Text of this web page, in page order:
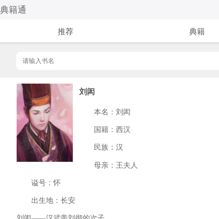
典籍通
推荐 典籍
刘闳
本名：刘闳
国籍：西汉
民族：汉
母亲：王夫人
谥号：怀
出生地：长安